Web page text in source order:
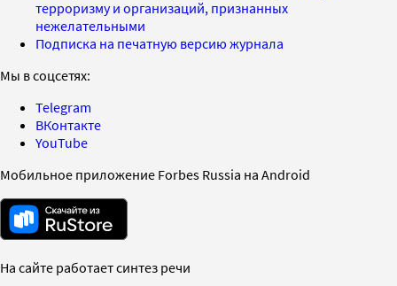
терроризму и организаций, признанных
нежелательными
Подписка на печатную версию журнала
Мы в соцсетях:
Telegram
ВКонтакте
YouTube
Мобильное приложение Forbes Russia на Android
На сайте работает синтез речи